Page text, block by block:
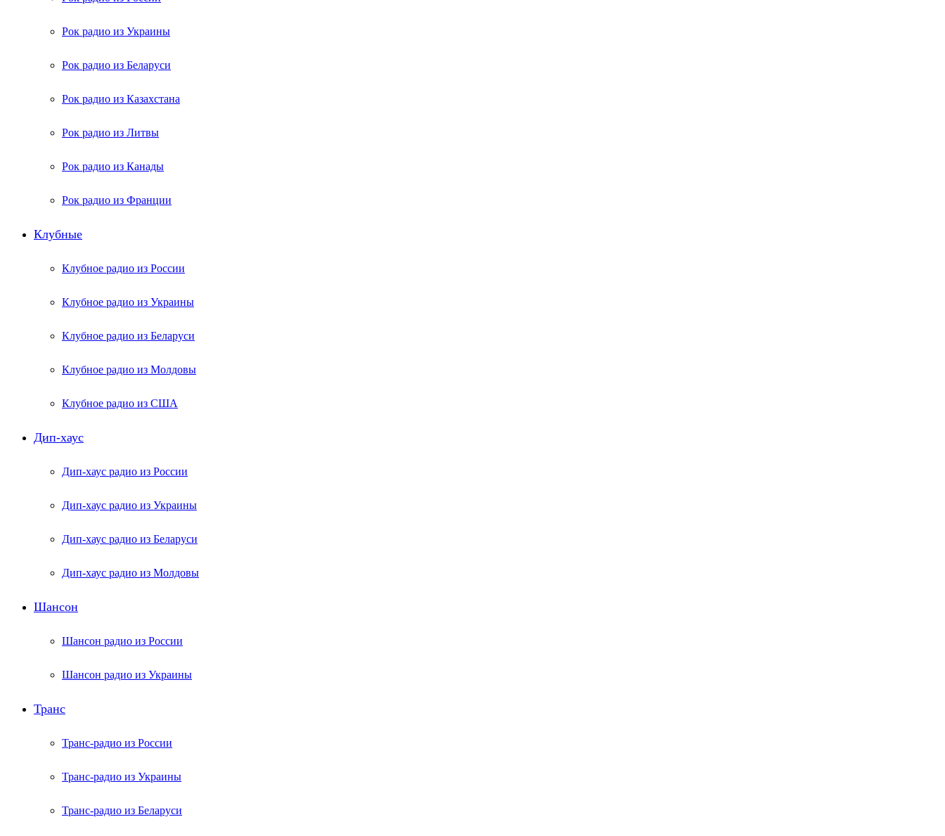
Рок радио из Украины
Рок радио из Беларуси
Рок радио из Казахстана
Рок радио из Литвы
Рок радио из Канады
Рок радио из Франции
Клубные
Клубное радио из России
Клубное радио из Украины
Клубное радио из Беларуси
Клубное радио из Молдовы
Клубное радио из США
Дип-хаус
Дип-хаус радио из России
Дип-хаус радио из Украины
Дип-хаус радио из Беларуси
Дип-хаус радио из Молдовы
Шансон
Шансон радио из России
Шансон радио из Украины
Транс
Транс-радио из России
Транс-радио из Украины
Транс-радио из Беларуси